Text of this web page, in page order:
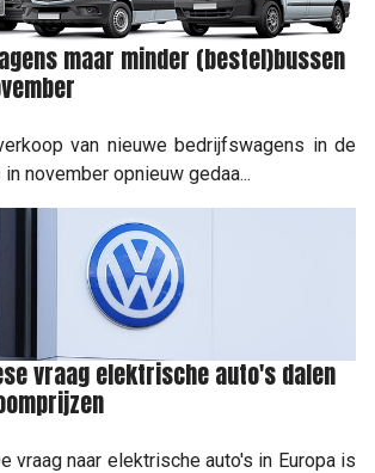
maar minder (bestel)bussen
van nieuwe bedrijfswagens in de
november opnieuw gedaa...
vraag elektrische auto's dalen
vraag naar elektrische auto's in Europa is